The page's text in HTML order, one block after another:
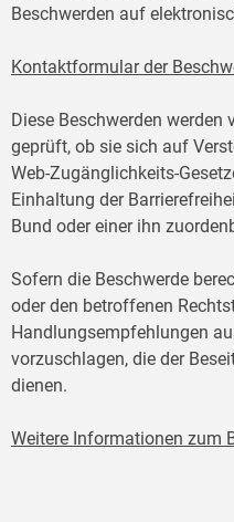
Beschwerden auf
Kontaktformular der
Diese Beschwerden werden
geprüft, ob sie sich auf
Web-Zugänglichkeits-
Einhaltung der
Bund oder einer ihn
Sofern die Beschwerde
oder den betroffenen
Handlungsempfehlungen
vorzuschlagen, die der
dienen.
Weitere Informationen zum